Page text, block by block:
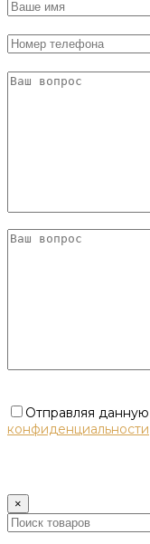
Отправляя
конфиденциальности
×